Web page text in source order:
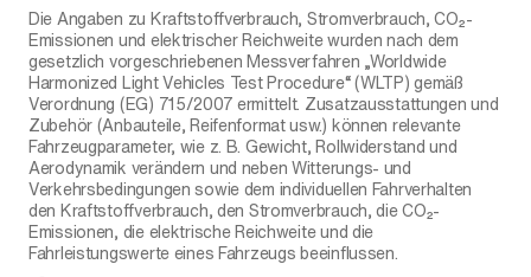
Die Angaben zu Kraftstoffverbrauch, Stromverbrauch, CO₂-
Emissionen und elektrischer Reichweite wurden nach dem
gesetzlich vorgeschriebenen Messverfahren „Worldwide
Harmonized Light Vehicles Test Procedure“ (WLTP) gemäß
Verordnung (EG) 715/2007 ermittelt. Zusatzausstattungen und
Zubehör (Anbauteile, Reifenformat usw.) können relevante
Fahrzeugparameter, wie z. B. Gewicht, Rollwiderstand und
Aerodynamik verändern und neben Witterungs- und
Verkehrsbedingungen sowie dem individuellen Fahrverhalten
den Kraftstoffverbrauch, den Stromverbrauch, die CO₂-
Emissionen, die elektrische Reichweite und die
Fahrleistungswerte eines Fahrzeugs beeinflussen.